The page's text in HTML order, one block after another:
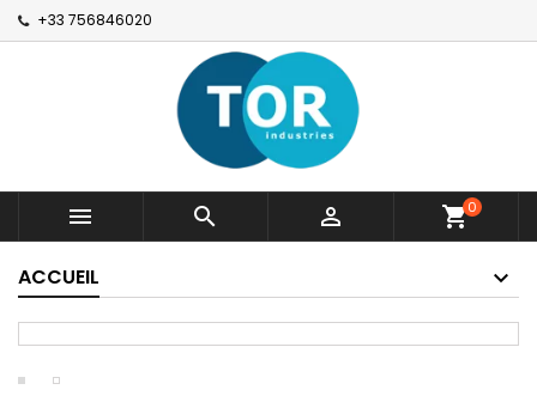
+33 756846020
   shopping_cart0
ACCUEIL